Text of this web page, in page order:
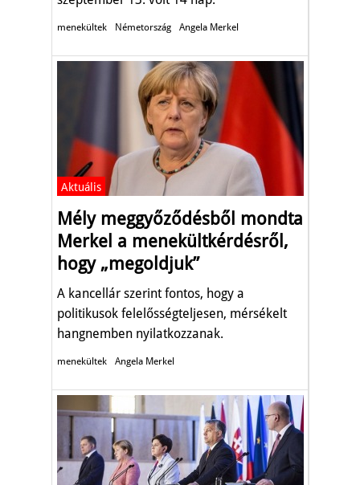
menekültek Németország Angela Merkel
Aktuális
Mély meggyőződésből mondta
Merkel a menekültkérdésről,
hogy „megoldjuk”
A kancellár szerint fontos, hogy a
politikusok felelősségteljesen, mérsékelt
hangnemben nyilatkozzanak.
menekültek Angela Merkel